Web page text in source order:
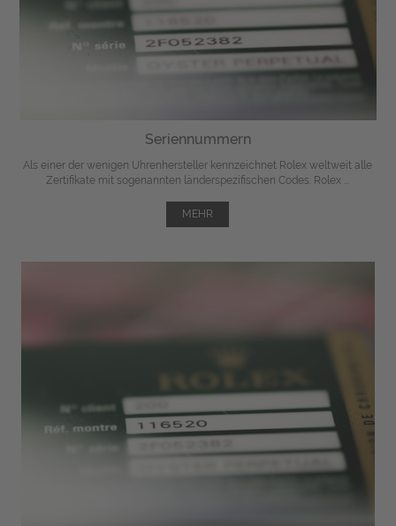
Seriennummern
Als einer der wenigen Uhrenhersteller kennzeichnet Rolex weltweit alle
Zertifikate mit sogenannten länderspezifischen Codes. Rolex ...
MEHR